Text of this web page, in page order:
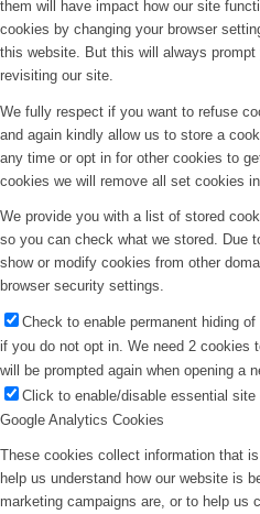
them will have impact how our site
cookies by changing your browser
this website. But this will always
revisiting our site.
We fully respect if you want to refuse
and again kindly allow us to store a
any time or opt in for other cookies to
cookies we will remove all set cookies in
We provide you with a list of stored
so you can check what we stored. Due
show or modify cookies from other
browser security settings.
Check to enable permanent hiding
if you do not opt in. We need 2 cookies
will be prompted again when opening a
Click to enable/disable essential site
Google Analytics Cookies
These cookies collect information that
help us understand how our website is
marketing campaigns are, or to help us